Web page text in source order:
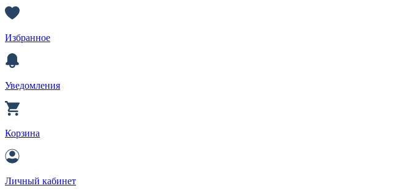
Избранное
Уведомления
Корзина
Личный кабинет